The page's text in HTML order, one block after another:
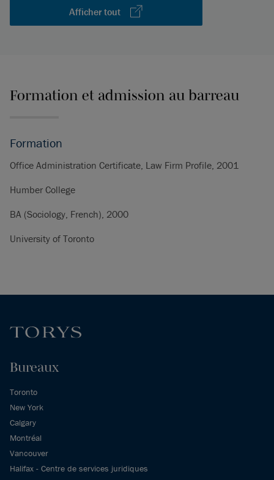
Afficher tout
Formation et admission au barreau
Formation
Office Administration Certificate, Law Firm Profile, 2001
Humber College
BA (Sociology, French), 2000
University of Toronto
Bureaux
Toronto
New York
Calgary
Montréal
Vancouver
Halifax - Centre de services juridiques